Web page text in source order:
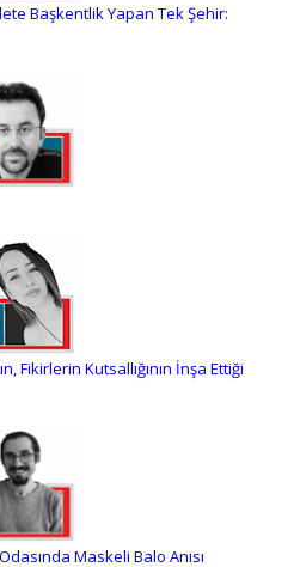
Başkentlik Yapan Tek Şehir:
Fikirlerin Kutsallığının İnşa Ettiği
Maskeli Balo Anısı